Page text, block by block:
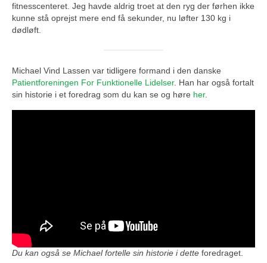
fitnesscenteret. Jeg havde aldrig troet at den ryg der førhen ikke
kunne stå oprejst mere end få sekunder, nu løfter 130 kg i
dødløft.
Michael Vind Lassen var tidligere formand i den danske
Patientforeningen For Funktionelle Lidelser. Han har også fortalt
sin historie i et foredrag som du kan se og høre her.
Du kan også se Michael fortelle sin historie i dette foredraget.